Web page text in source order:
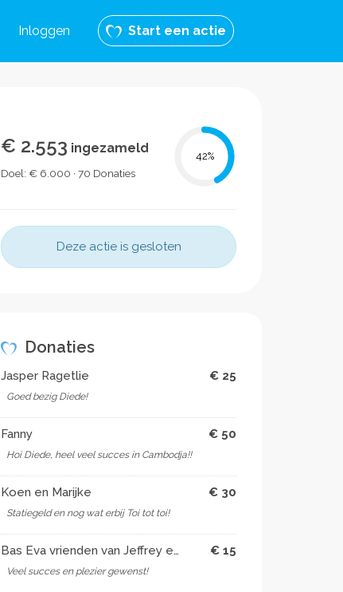
Inloggen Start een actie
€ 2.553 ingezameld
Doel: € 6.000 · 70 Donaties
42%
Deze actie is gesloten
Donaties
Jasper Ragetlie € 25
Goed bezig Diede!
Fanny € 50
Hoi Diede, heel veel succes in Cambodja!!
Koen en Marijke € 30
Statiegeld en nog wat erbij Toi tot toi!
Bas Eva vrienden van Jeffrey en Robin € 15
Veel succes en plezier gewenst!